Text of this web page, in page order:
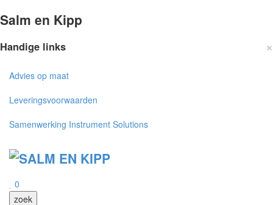
Salm en Kipp
×
Handige links
Advies op maat
Leveringsvoorwaarden
Samenwerking Instrument Solutions
0